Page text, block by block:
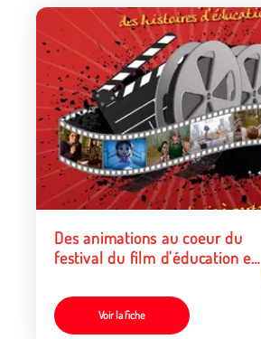
Des animations au coeur du
festival du film d'éducation en
Voir la fiche